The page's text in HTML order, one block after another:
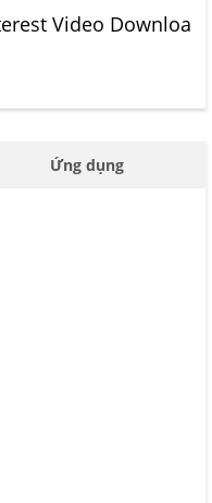
Video Downloa
Ứng dụng